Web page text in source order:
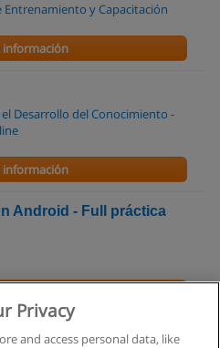
Entrenamiento y Capacitación
información
el Desarrollo del Conocimiento -
información
Android - Full práctica
Informática
Privacy
and access personal data, like